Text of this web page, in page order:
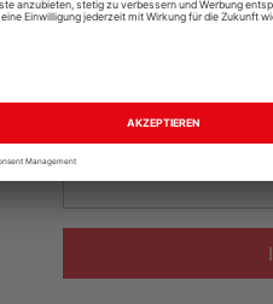
Auf Vorbestellung:
Auf Vorbestellung: